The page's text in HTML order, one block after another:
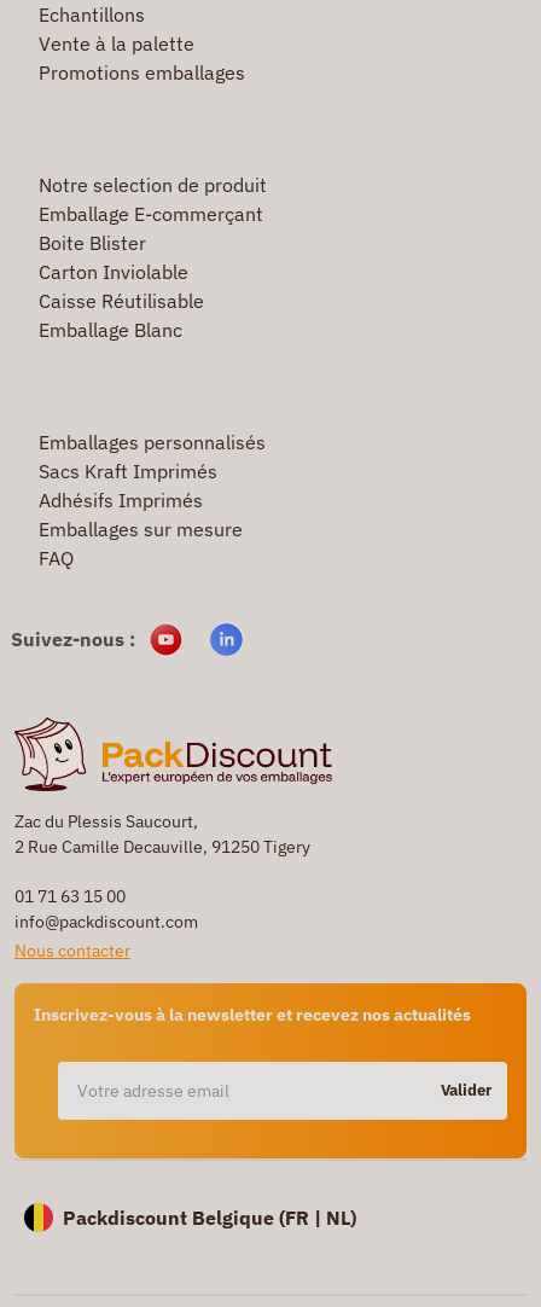
Zac du Plessis Saucourt,
2 Rue Camille Decauville, 91250 Tigery
01 71 63 15 00
info@packdiscount.com
Nous contacter
Inscrivez-vous à la newsletter et recevez nos actualités
Valider
Echantillons
Vente à la palette
Promotions emballages
Notre selection de produit
Emballage E-commerçant
Boite Blister
Carton Inviolable
Caisse Réutilisable
Emballage Blanc
Emballages personnalisés
Sacs Kraft Imprimés
Adhésifs Imprimés
Emballages sur mesure
FAQ
Suivez-nous :
Packdiscount Belgique (FR | NL)